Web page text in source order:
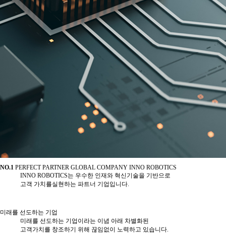
NO.1 PERFECT PARTNER GLOBAL COMPANY INNO ROBOTICS
INNO ROBOTICS는 우수한 인재와 혁신기술을 기반으로
고객 가치를실현하는 파트너 기업입니다.
미래를 선도하는 기업
미래를 선도하는 기업이라는 이념 아래 차별화된
고객가치를 창조하기 위해 끊임없이 노력하고 있습니다.